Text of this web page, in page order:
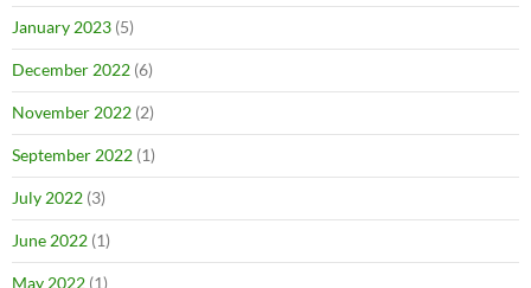
January 2023 (5)
December 2022 (6)
November 2022 (2)
September 2022 (1)
July 2022 (3)
June 2022 (1)
May 2022 (1)